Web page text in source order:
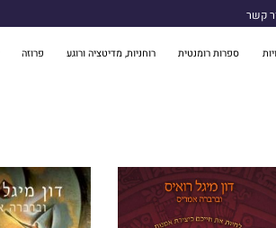
קשר
ספרות רומנטית רוחניות, מדיטציה ורוגע פרוזה